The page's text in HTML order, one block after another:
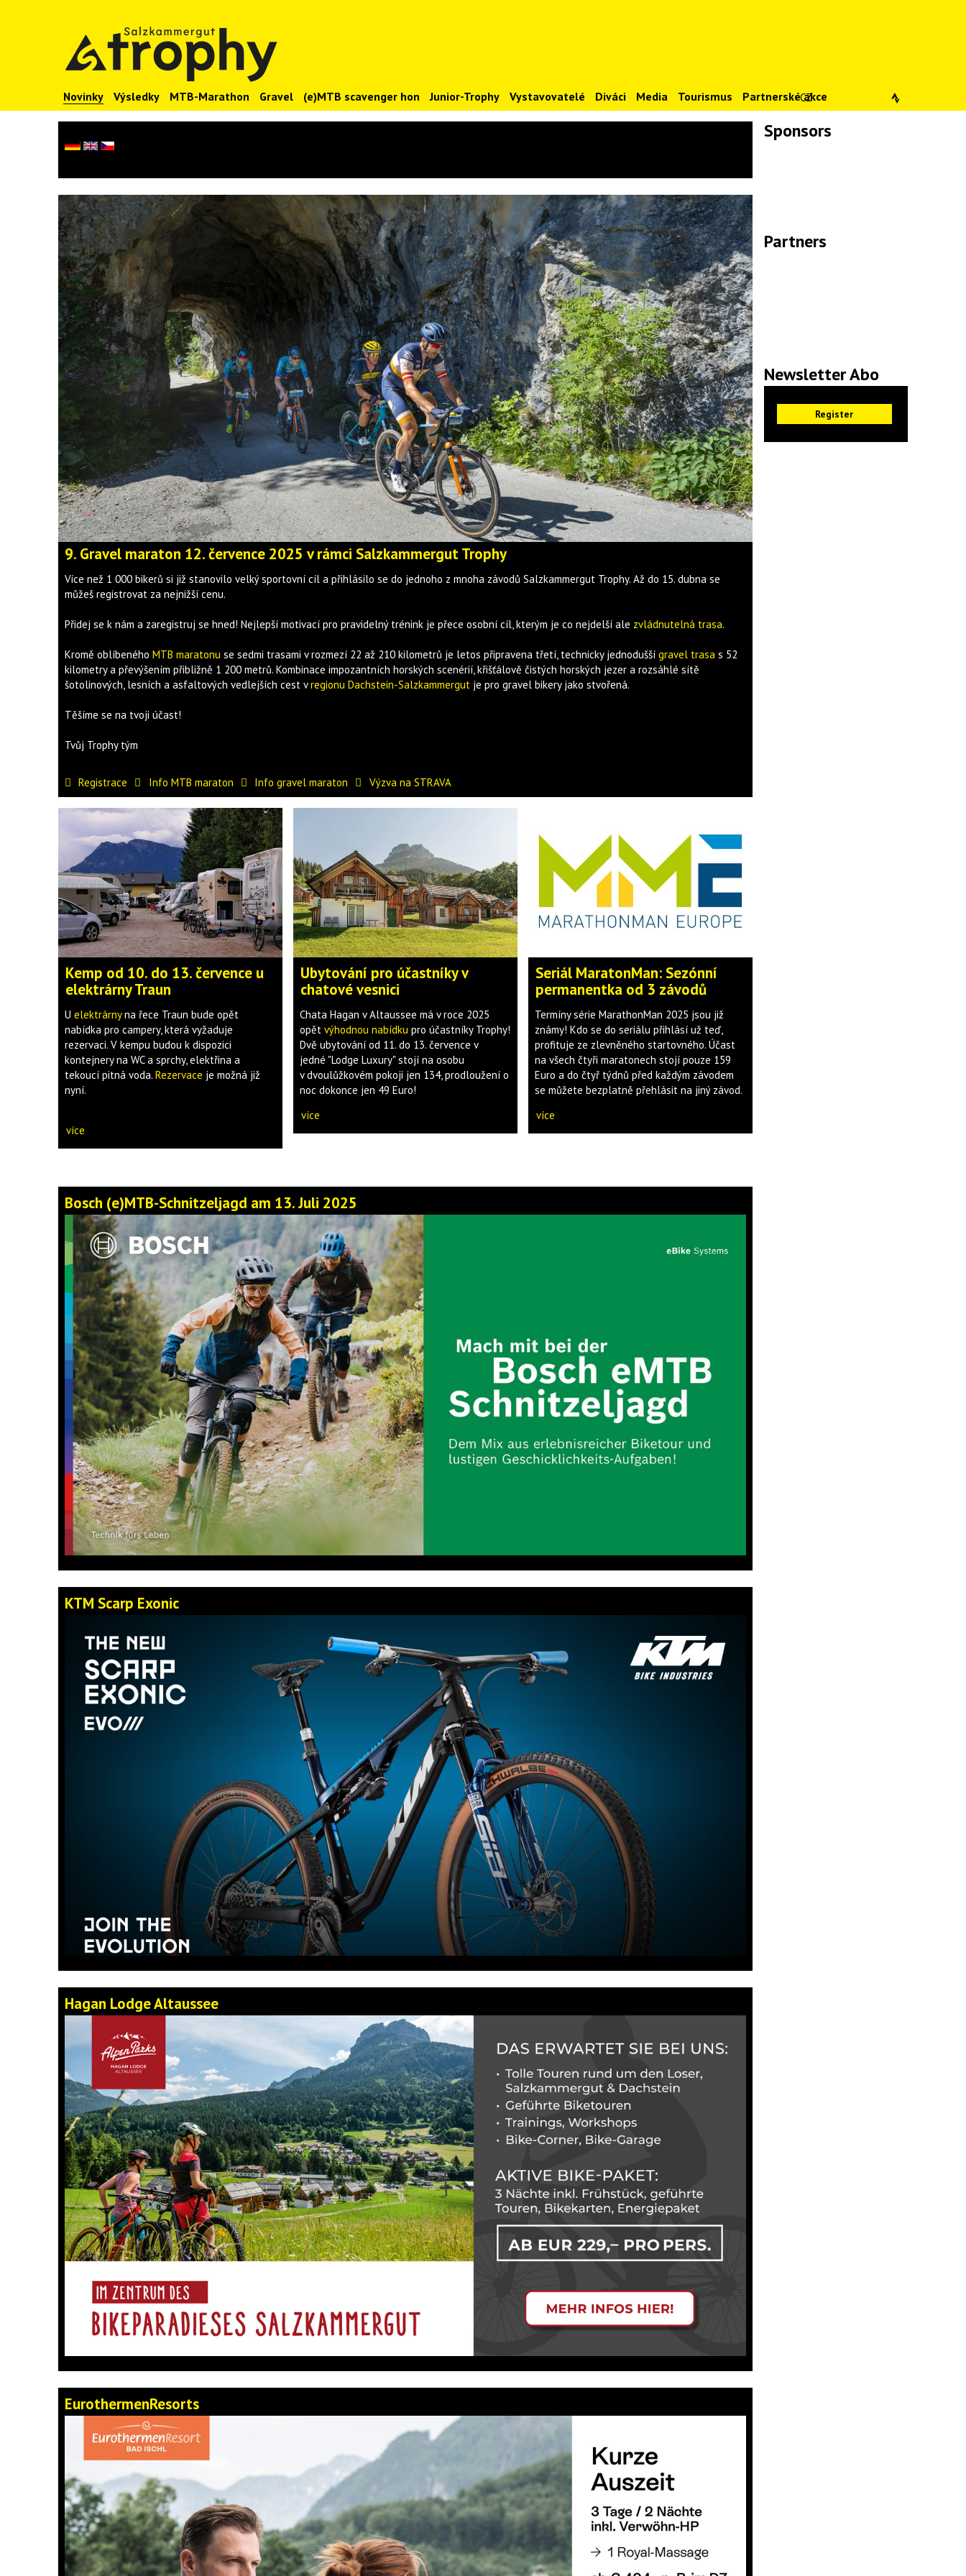
Novinky Výsledky MTB-Marathon Gravel (e)MTB scavenger hon Junior-Trophy Vystavovatelé Diváci Media Tourismus Partnerské akce
CZ
9. Gravel maraton 12. července 2025 v rámci Salzkammergut Trophy
Více než 1 000 bikerů si již stanovilo velký sportovní cíl a přihlásilo se do jednoho z mnoha závodů Salzkammergut Trophy. Až do 15. dubna se
můžeš registrovat za nejnižší cenu.
Přidej se k nám a zaregistruj se hned! Nejlepší motivací pro pravidelný trénink je přece osobní cíl, kterým je co nejdelší ale zvládnutelná trasa.
Kromě oblíbeného MTB maratonuse sedmi trasami v rozmezí 22 až 210 kilometrů je letos připravena třetí, technicky jednodušší gravel trasas 52
kilometry a převýšením přibližně 1 200 metrů. Kombinace impozantních horských scenérií, křišťálově čistých horských jezer a rozsáhlé sítě
šotolinových, lesních a asfaltových vedlejších cest vregionu Dachstein-Salzkammergutje pro gravel bikery jako stvořená.
Těšíme se na tvoji účast!
Tvůj Trophy tým
Registrace Info MTB maraton Info gravel maraton Výzva na STRAVA
Kemp od 10. do 13. července u
elektrárny Traun
U elektrárnyna řece Traun bude opět
nabídka pro campery, která vyžaduje
rezervaci. V kempu budou k dispozici
kontejnery na WC a sprchy, elektřina a
tekoucí pitná voda. Rezervace je možná již
nyní.
více
Ubytování pro účastníky v
chatové vesnici
Chata Hagan v Altaussee má v roce 2025
opět výhodnou nabídkupro účastníky Trophy!
Dvě ubytování od 11. do 13. července v
jedné "Lodge Luxury" stojí na osobu
v dvoulůžkovém pokoji jen 134, prodloužení o
noc dokonce jen 49 Euro!
více
Seriál MaratonMan: Sezónní
permanentka od 3 závodů
Termíny série MarathonMan 2025 jsou již
známy! Kdo se do seriálu přihlásí už teď,
profituje ze zlevněného startovného. Účast
na všech čtyři maratonech stojí pouze 159
Euro a do čtyř týdnů před každým závodem
se můžete bezplatně přehlásit na jiný závod.
více
Bosch (e)MTB-Schnitzeljagd am 13. Juli 2025
KTM Scarp Exonic
Hagan Lodge Altaussee
EurothermenResorts
Sponsors
Partners
Newsletter Abo